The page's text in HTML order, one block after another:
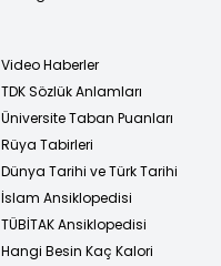
Video Haberler
TDK Sözlük Anlamları
Üniversite Taban Puanları
Rüya Tabirleri
Dünya Tarihi ve Türk Tarihi
İslam Ansiklopedisi
TÜBİTAK Ansiklopedisi
Hangi Besin Kaç Kalori